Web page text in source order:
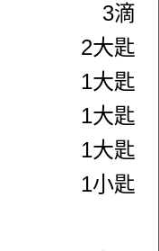
3滴
2大匙
1大匙
1大匙
1大匙
1小匙